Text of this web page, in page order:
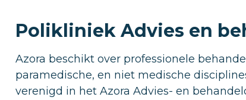
Polikliniek Advies en
Azora beschikt over professionele
paramedische, en niet medische
verenigd in het Azora Advies- en